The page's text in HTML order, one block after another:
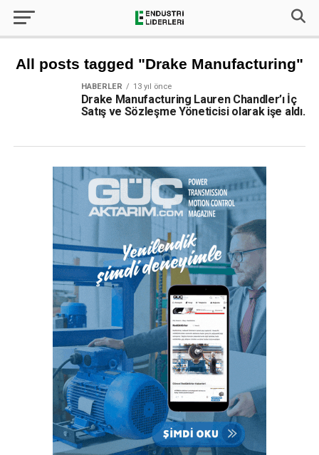
All posts tagged "Drake Manufacturing"
HABERLER 13 yıl önce
Drake Manufacturing Lauren Chandler’ı İç
Satış ve Sözleşme Yöneticisi olarak işe aldı.